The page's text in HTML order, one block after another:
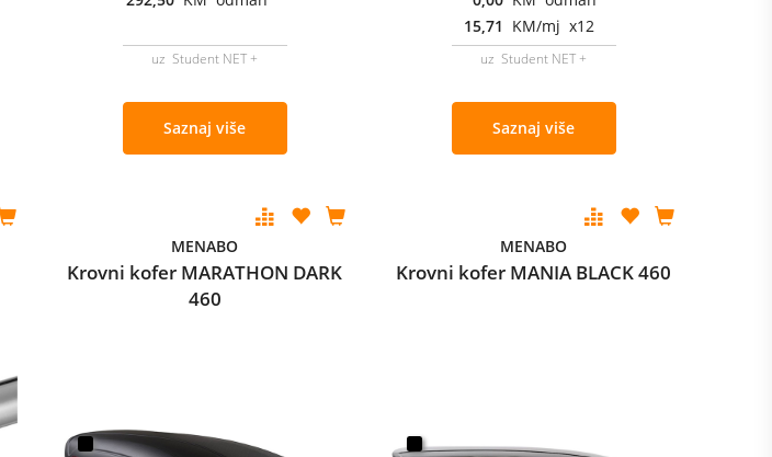
uz Student NET +
Saznaj više
15,71 KM/mj x12
uz Student NET +
Saznaj više
MENABO
Krovni kofer MARATHON DARK
460
MENABO
Krovni kofer MANIA BLACK 460